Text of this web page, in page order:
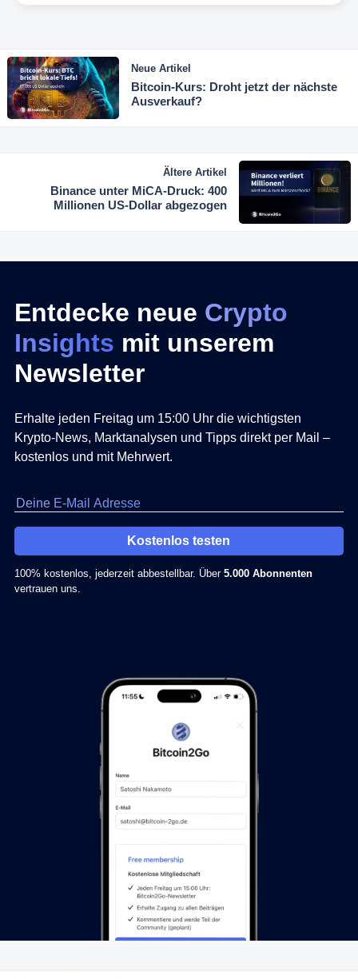
Neue Artikel
Bitcoin-Kurs: Droht jetzt der nächste
Ausverkauf?
Ältere Artikel
Binance unter MiCA-Druck: 400
Millionen US-Dollar abgezogen
Entdecke neue Crypto
Insights mit unserem
Newsletter
Erhalte jeden Freitag um 15:00 Uhr die wichtigsten
Krypto-News, Marktanalysen und Tipps direkt per Mail –
kostenlos und mit Mehrwert.
Kostenlos testen
100% kostenlos, jederzeit abbestellbar. Über 5.000 Abonnenten
vertrauen uns.